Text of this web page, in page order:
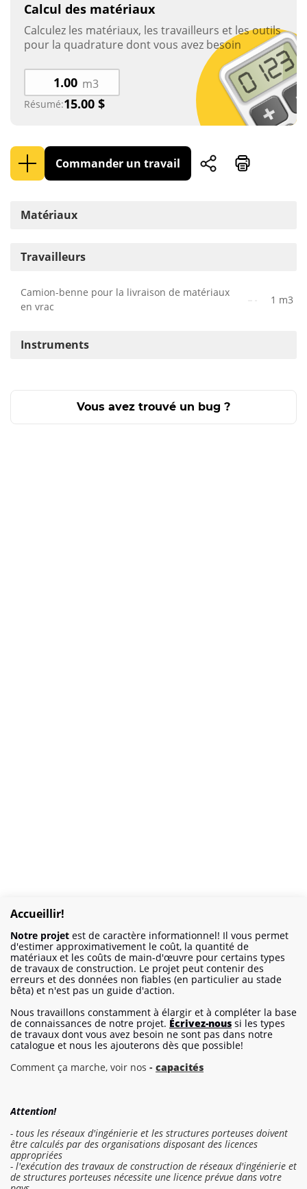
Matériaux
Travailleurs
Camion-benne pour la livraison de matériaux
en vrac
1 m3
Instruments
Calcul des matériaux
Calculez les matériaux, les travailleurs et les outils
pour la quadrature dont vous avez besoin
m3
Résumé:15.00 $
Commander un travail
Vous avez trouvé un bug ?
Accueillir!
Notre projet est de caractère informationnel! Il vous permet
d'estimer approximativement le coût, la quantité de
matériaux et les coûts de main-d'œuvre pour certains types
de travaux de construction. Le projet peut contenir des
erreurs et des données non fiables (en particulier au stade
bêta) et n'est pas un guide d'action.
Nous travaillons constamment à élargir et à compléter la base
de connaissances de notre projet. Écrivez-nous si les types
de travaux dont vous avez besoin ne sont pas dans notre
catalogue et nous les ajouterons dès que possible!
Comment ça marche, voir nos - capacités
Attention!
- tous les réseaux d'ingénierie et les structures porteuses doivent
être calculés par des organisations disposant des licences
appropriées
- l'exécution des travaux de construction de réseaux d'ingénierie et
de structures porteuses nécessite une licence prévue dans votre